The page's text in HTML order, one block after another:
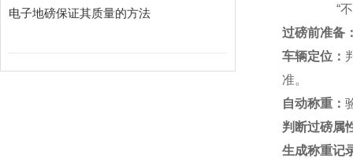
电子地磅保证其质量的方法
“
过磅前准备
车辆定位：
准。
自动称重：
判断过磅属
生成称重记